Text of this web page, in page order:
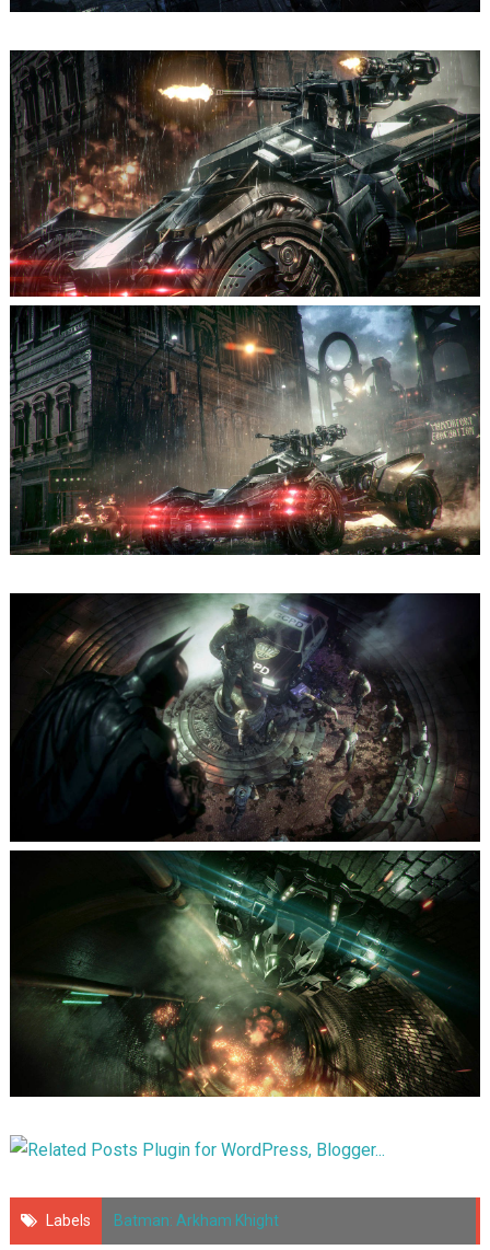
Labels Batman: Arkham Khight